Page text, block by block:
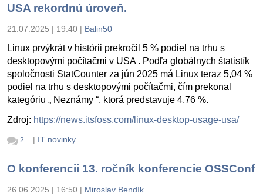
USA rekordnú úroveň.
21.07.2025 | 19:40 | Balin50
Linux prvýkrát v histórii prekročil 5 % podiel na trhu s
desktopovými počítačmi v USA . Podľa globálnych štatistík
spoločnosti StatCounter za jún 2025 má Linux teraz 5,04 %
podiel na trhu s desktopovými počítačmi, čím prekonal
kategóriu „ Neznámy “, ktorá predstavuje 4,76 %.
Zdroj: https://news.itsfoss.com/linux-desktop-usage-usa/
2 | IT novinky
O konferencii 13. ročník konferencie OSSConf
26.06.2025 | 16:50 | Miroslav Bendík